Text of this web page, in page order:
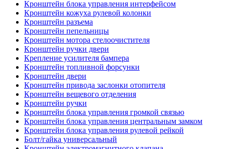
Кронштейн блока управления интерфейсом
Кронштейн кожуха рулевой колонки
Кронштейн разъема
Кронштейн пепельницы
Кронштейн мотора стелоочистителя
Кронштейн ручки двери
Крепление усилителя бампера
Кронштейн топливной форсунки
Кронштейн двери
Кронштейн привода заслонки отопителя
Кронштейн вещевого отделения
Кронштейн ручки
Кронштейн блока управления громкой связью
Кронштейн блока управления центральным замком
Кронштейн блока управления рулевой рейкой
Болт/гайка универсальный